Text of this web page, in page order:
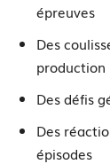
épreuves
Des
production
Des défis
Des
épisodes